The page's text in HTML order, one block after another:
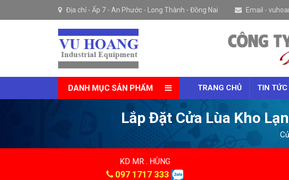
Địa chỉ - Ấp 7 - An Phước - Long Thành - Đồng Nai Email -
DANH MỤC SẢN PHẨM TRANG CHỦ TIN TỨC
Lắp Đặt Cửa Lùa Kho
KD MR . HÙNG
097 1717 333